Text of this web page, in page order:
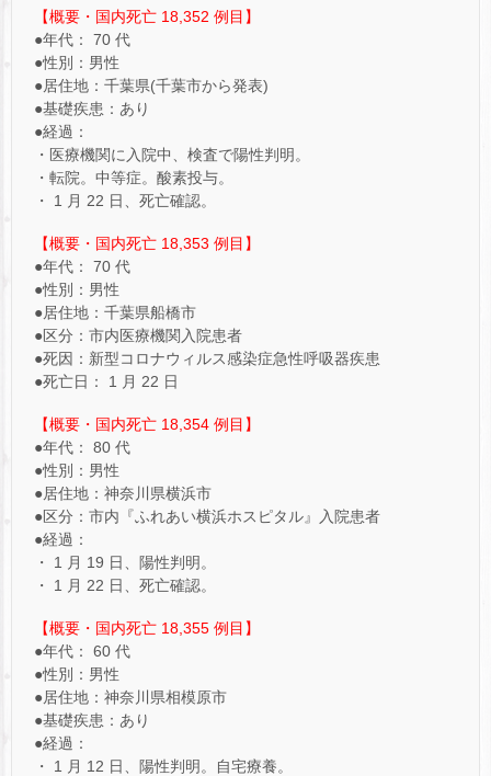
【概要・国内死亡 18,352 例目】
●年代： 70 代
●性別：男性
●居住地：千葉県(千葉市から発表)
●基礎疾患：あり
●経過：
・医療機関に入院中、検査で陽性判明。
・転院。中等症。酸素投与。
・ 1 月 22 日、死亡確認。
【概要・国内死亡 18,353 例目】
●年代： 70 代
●性別：男性
●居住地：千葉県船橋市
●区分：市内医療機関入院患者
●死因：新型コロナウィルス感染症急性呼吸器疾患
●死亡日： 1 月 22 日
【概要・国内死亡 18,354 例目】
●年代： 80 代
●性別：男性
●居住地：神奈川県横浜市
●区分：市内『ふれあい横浜ホスピタル』入院患者
●経過：
・ 1 月 19 日、陽性判明。
・ 1 月 22 日、死亡確認。
【概要・国内死亡 18,355 例目】
●年代： 60 代
●性別：男性
●居住地：神奈川県相模原市
●基礎疾患：あり
●経過：
・ 1 月 12 日、陽性判明。自宅療養。